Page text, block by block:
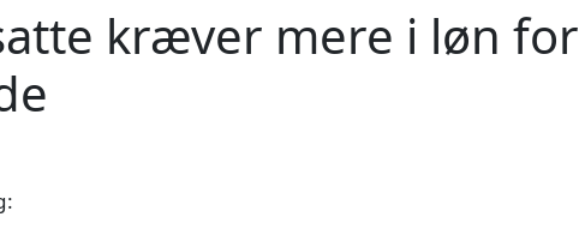
kræver mere i løn for